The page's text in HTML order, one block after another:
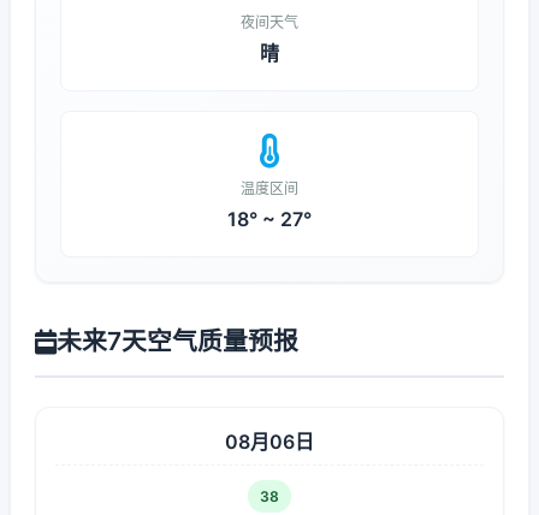
夜间天气
晴
温度区间
18° ~ 27°
未来7天空气质量预报
08月06日
38